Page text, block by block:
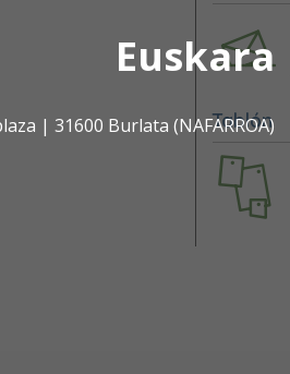
Euskara
| 31600 Burlata (NAFARROA)
Tablón